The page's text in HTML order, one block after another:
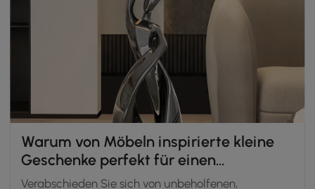
Warum von Möbeln inspirierte kleine
Geschenke perfekt für einen
Wichtelaustausch sind
Verabschieden Sie sich von unbeholfenen,